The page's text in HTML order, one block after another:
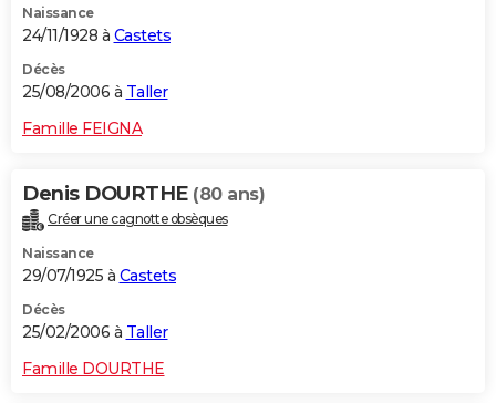
Naissance
24/11/1928 à Castets
Décès
25/08/2006 à Taller
Famille FEIGNA
Denis DOURTHE (80 ans)
Créer une cagnotte obsèques
Naissance
29/07/1925 à Castets
Décès
25/02/2006 à Taller
Famille DOURTHE